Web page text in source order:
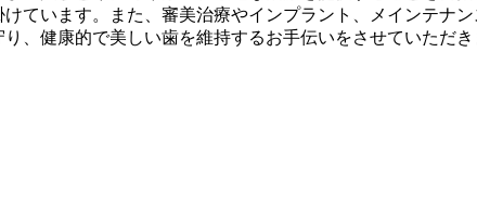
ています。また、審美治療やインプラント、メインテナ
、健康的で美しい歯を維持するお手伝いをさせていただき